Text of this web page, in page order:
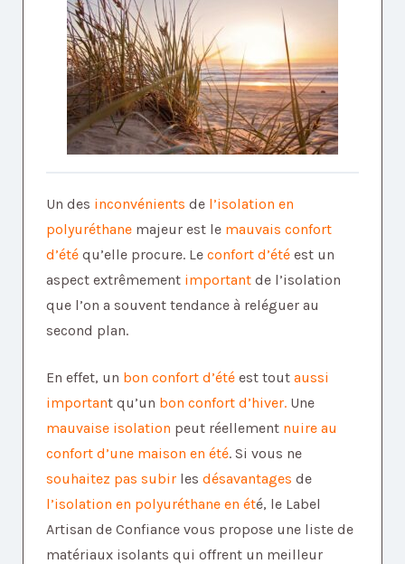
Un des inconvénients de l’isolation en
polyuréthane majeur est le mauvais confort
d’été qu’elle procure. Le confort d’été est un
aspect extrêmement important de l’isolation
que l’on a souvent tendance à reléguer au
second plan.
En effet, un bon confort d’été est tout aussi
important qu’un bon confort d’hiver. Une
mauvaise isolation peut réellement nuire au
confort d’une maison en été. Si vous ne
souhaitez pas subir les désavantages de
l’isolation en polyuréthane en été, le Label
Artisan de Confiance vous propose une liste de
matériaux isolants qui offrent un meilleur